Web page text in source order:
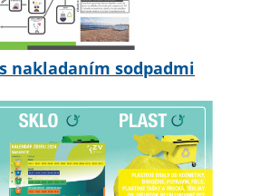
nakladaním sodpadmi